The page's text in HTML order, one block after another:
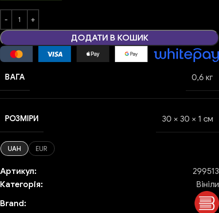
ДОДАТИ В КОШИК
ВАГА 0,6 кг
РОЗМІРИ 30 × 30 × 1 см
UAH EUR
Артикул:
299513
Категорія:
Вініли
Brand: